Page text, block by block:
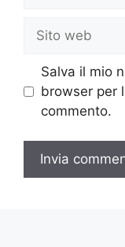
web
Salva il mio
browser per
commento.